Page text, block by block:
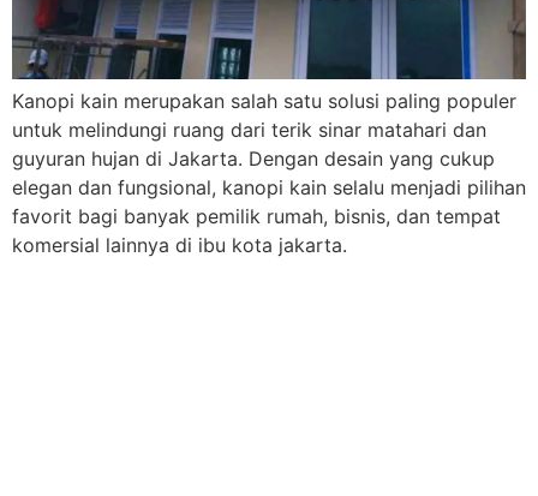
Kanopi kain merupakan salah satu solusi paling populer
untuk melindungi ruang dari terik sinar matahari dan
guyuran hujan di Jakarta. Dengan desain yang cukup
elegan dan fungsional, kanopi kain selalu menjadi pilihan
favorit bagi banyak pemilik rumah, bisnis, dan tempat
komersial lainnya di ibu kota jakarta.